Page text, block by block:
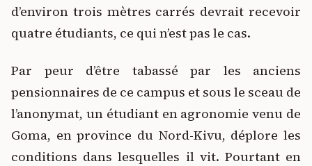
d’environ trois mètres carrés devrait recevoir
quatre étudiants, ce qui n’est pas le cas.
Par peur d’être tabassé par les anciens
pensionnaires de ce campus et sous le sceau de
l’anonymat, un étudiant en agronomie venu de
Goma, en province du Nord-Kivu, déplore les
conditions dans lesquelles il vit. Pourtant en